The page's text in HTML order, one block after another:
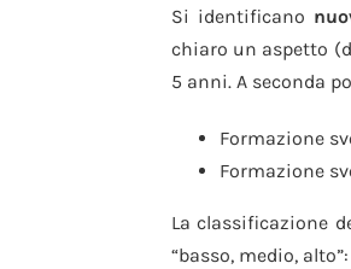
Si identificano
chiaro un aspetto
5 anni. A seconda
Formazione
Formazione
La classificazione
“basso, medio, alto”: